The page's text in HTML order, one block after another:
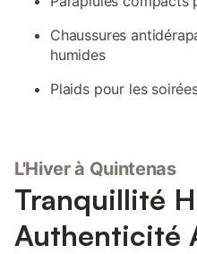
Chaussures
humides
Plaids pour les
L'Hiver à Quintenas
Tranquillité
Authenticité